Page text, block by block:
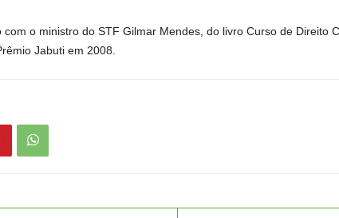
com o ministro do STF Gilmar Mendes, do livro Curso de Direito
Jabuti em 2008.